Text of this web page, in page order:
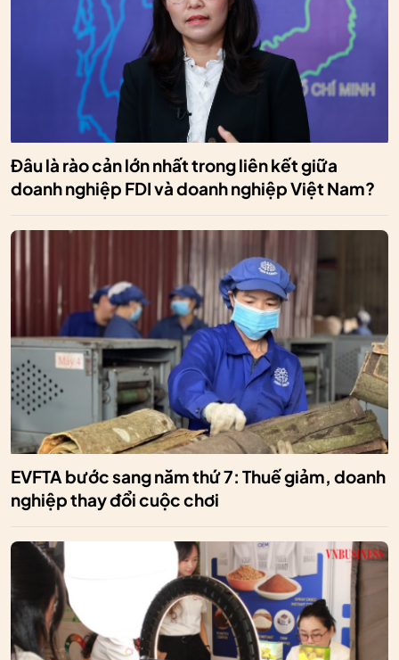
Đâu là rào cản lớn nhất trong liên kết giữa
doanh nghiệp FDI và doanh nghiệp Việt Nam?
EVFTA bước sang năm thứ 7: Thuế giảm, doanh
nghiệp thay đổi cuộc chơi